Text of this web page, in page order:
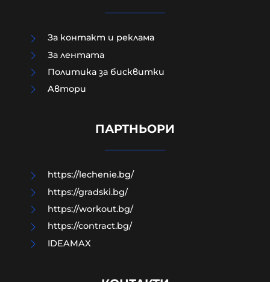
ТАСС: Хакери получиха
НАТО в удари срещу Русия
За контакт и реклама
За лентата
Политика за бисквитки
Aвтори
ПАРТНЬОРИ
https://lechenie.bg/
https://gradski.bg/
https://workout.bg/
https://contract.bg/
IDEAMAX